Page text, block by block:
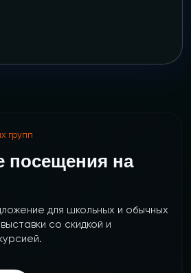
групп
посещения на
для школьных и обычных
со скидкой и